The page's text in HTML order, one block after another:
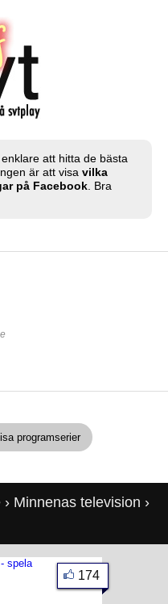
att hitta de bästa
är att visa vilka
på Facebook . Bra
programserier
› Minnenas television ›
174